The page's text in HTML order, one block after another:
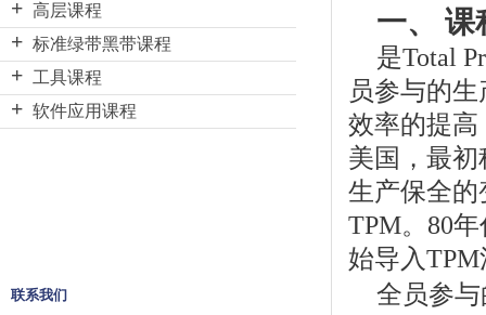
高层课程
VENUS“学分制”六西格玛黑
带大师课程
战略地图课程
标准绿带黑带课程
精益六西格玛绿带课程
精益六西格玛绿带升级黑带
工具课程
VSM(价值流图)课程
软件应用课程
联系我们
一、 课
是Total
员参与的
效率的提高
美国，最
生产保全的
TPM。80
始导入
全员参